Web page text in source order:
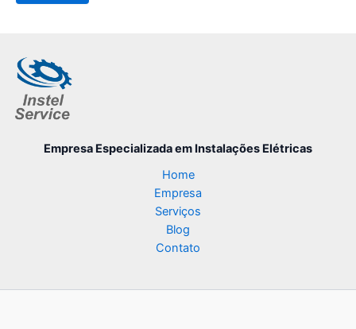
Empresa Especializadaem Instalações Elétricas
Home
Empresa
Serviços
Blog
Contato